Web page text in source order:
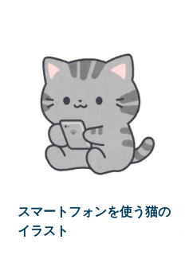
スマートフォンを使う猫の
イラスト